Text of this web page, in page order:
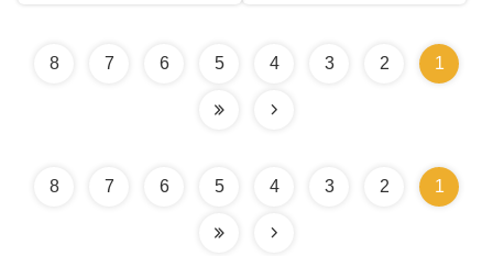
1
2
3
4
5
6
7
8
1
2
3
4
5
6
7
8